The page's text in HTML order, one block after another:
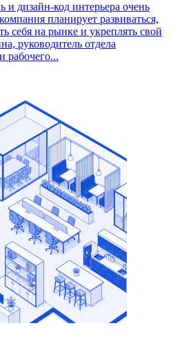
дизайн-код интерьера очень
планирует развиваться,
себя на рынке и укреплять свой
руководитель отдела
рабочего...